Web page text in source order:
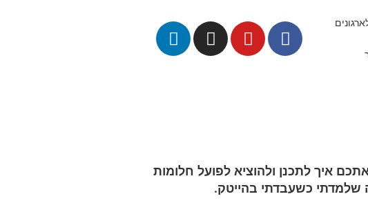
איך לתכנן ולהוציא לפועל חלומות
שלמדתי כשעבדתי בהייטק.